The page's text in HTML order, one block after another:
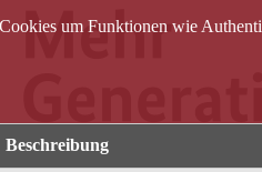
um Funktionen wie
Beschreibung